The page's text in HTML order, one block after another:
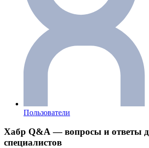
Пользователи
Хабр Q&A — вопросы и ответы
специалистов